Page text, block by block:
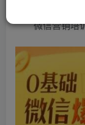
微信营销培